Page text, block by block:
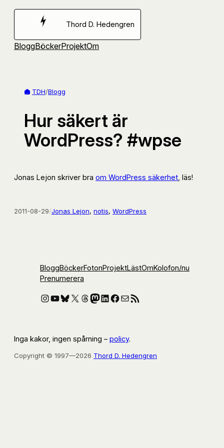
Hoppa
Thord D. Hedengren
BloggBöckerProjektOm
TDH/Blogg
Hur säkert är
WordPress? #wpse
Jonas Lejon skriver bra om WordPress säkerhet , läs!
2011-08-29/Jonas Lejon, notis, WordPress
BloggBöckerFotonProjektLästOmKolofon/nu
Prenumerera
Instagram
YouTube
Bluesky
X Threads
Mastodon
LinkedIn
Facebook
E-postRSS-flöde
Inga kakor, ingen spårning – policy.
Copyright © 1997—2026 Thord D. Hedengren